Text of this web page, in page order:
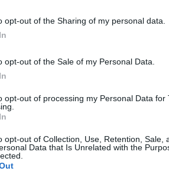
opt-out of the Sharing of my personal data.
opt-out of the Sale of my Personal Data.
opt-out of processing my Personal Data for
opt-out of Collection, Use, Retention, Sale,
Data that Is Unrelated with the
pubblicamente sostegno a Salah,
Keys ha definito la situazione
che la perdita di fiducia da parte
societarie sul futuro della guida